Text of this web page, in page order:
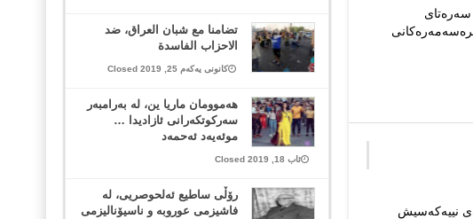
سەرەتای
نییەکەسیش
تضامنا مع شبان العراق، ضد
الاحزاب الفاسدة
کانونی یەکەم 25, 2019 Closed
هەموومان ماریا ین، لە بەرامبەر
سەرکوتکەرانی ئازادیدا …
موئەیەد ئەحمەد
ئاب 18, 2019 Closed
رۆڵی ساطیع ئەلحوصریی، لە
فاشیزمی عوروبە و ناسیۆنالیزمی